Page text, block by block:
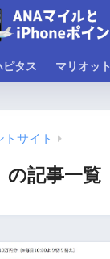
ピタス マリオット
トサイト
の記事一覧